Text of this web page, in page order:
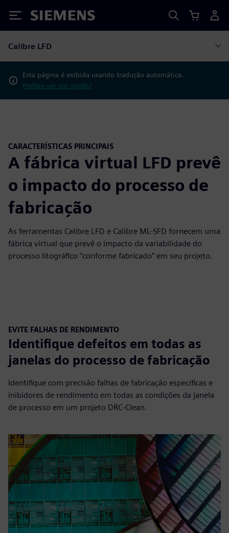
Siemens
Calibre LFD
Esta página é exibida usando tradução automática.
Prefere ver em inglês?
CARACTERÍSTICAS PRINCIPAIS
A fábrica virtual LFD prevê
o impacto do processo de
fabricação
As ferramentas Calibre LFD e Calibre ML-SFD fornecem uma
fábrica virtual que prevê o impacto da variabilidade do
processo litográfico “conforme fabricado” em seu projeto.
EVITE FALHAS DE RENDIMENTO
Identifique defeitos em todas as
janelas do processo de fabricação
Identifique com precisão falhas de fabricação específicas e
inibidores de rendimento em todas as condições da janela
de processo em um projeto DRC-Clean.